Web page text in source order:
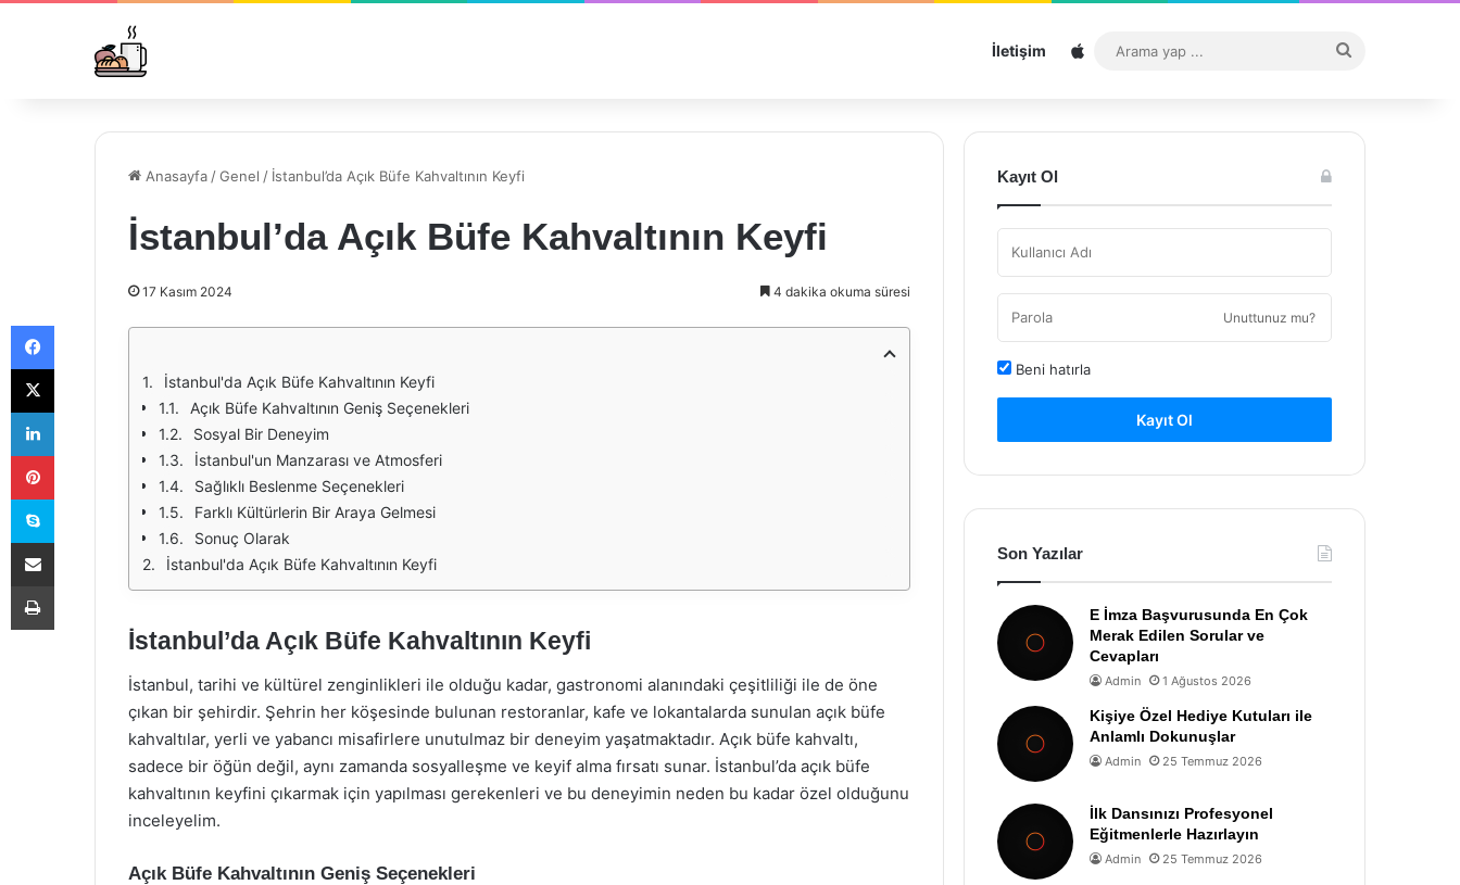
İletişim Sitemap
...
Anasayfa /Genel / İstanbul’da Açık Büfe Kahvaltının Keyfi
İstanbul’da Açık Büfe Kahvaltının Keyfi
17 Kasım 2024 4 dakika okuma süresi
İstanbul'da Açık Büfe Kahvaltının Keyfi
Açık Büfe Kahvaltının Geniş Seçenekleri
Sosyal Bir Deneyim
İstanbul'un Manzarası ve Atmosferi
Sağlıklı Beslenme Seçenekleri
Farklı Kültürlerin Bir Araya Gelmesi
Sonuç Olarak
İstanbul'da Açık Büfe Kahvaltının Keyfi
İstanbul’da Açık Büfe Kahvaltının Keyfi
İstanbul, tarihi ve kültürel zenginlikleri ile olduğu kadar, gastronomi alanındaki çeşitliliği ile de öne
çıkan bir şehirdir. Şehrin her köşesinde bulunan restoranlar, kafe ve lokantalarda sunulan açık büfe
kahvaltılar, yerli ve yabancı misafirlere unutulmaz bir deneyim yaşatmaktadır. Açık büfe kahvaltı,
sadece bir öğün değil, aynı zamanda sosyalleşme ve keyif alma fırsatı sunar. İstanbul’da açık büfe
kahvaltının keyfini çıkarmak için yapılması gerekenleri ve bu deneyimin neden bu kadar özel olduğunu
inceleyelim.
Açık Büfe Kahvaltının Geniş Seçenekleri
Kayıt Ol
Unuttunuz mu?
Beni hatırla
Kayıt Ol
Son Yazılar
E İmza Başvurusunda En Çok
Merak Edilen Sorular ve
Cevapları
Admin 1 Ağustos 2026
Kişiye Özel Hediye Kutuları ile
Anlamlı Dokunuşlar
Admin 25 Temmuz 2026
İlk Dansınızı Profesyonel
Eğitmenlerle Hazırlayın
Admin 25 Temmuz 2026
Facebook
X
LinkedIn
Pinterest
Skype
E-Posta ile paylaş